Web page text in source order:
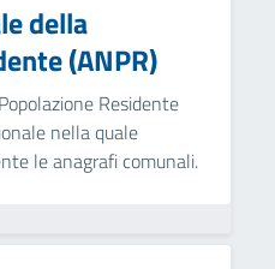
della
(ANPR)
Residente
nella quale
le anagrafi comunali.